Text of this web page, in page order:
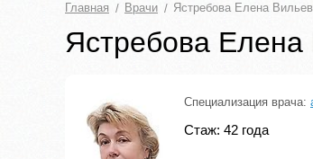
Главная Врачи Ястребова Елена
Ястребова Елена
Специализация врача:
Стаж: 42 года